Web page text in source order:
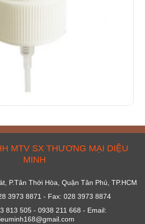
MTV SX THƯƠNG MẠI DIỆU
MINH
P.Tân Thới Hòa, Quận Tân Phú, TP.HCM
3973 8871 - Fax: 028 3973 8874
813 505 - 0938 211 668 - Email: